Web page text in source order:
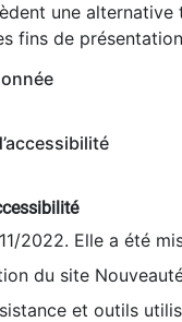
une alternative
fins de
2022. Elle a été
du site
et outils